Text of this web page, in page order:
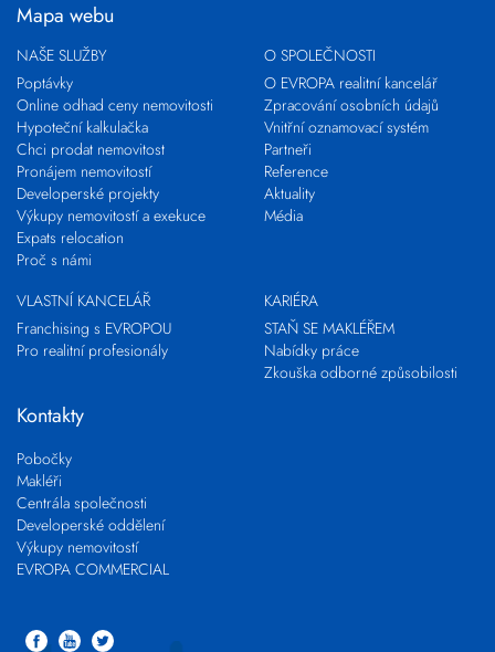
Mapa webu
NAŠE SLUŽBY
Poptávky
Online odhad ceny nemovitosti
Hypoteční kalkulačka
Chci prodat nemovitost
Pronájem nemovitostí
Developerské projekty
Výkupy nemovitostí a exekuce
Expats relocation
Proč s námi
O SPOLEČNOSTI
O EVROPA realitní kancelář
Zpracování osobních údajů
Vnitřní oznamovací systém
Partneři
Reference
Aktuality
Média
VLASTNÍ KANCELÁŘ
Franchising s EVROPOU
Pro realitní profesionály
KARIÉRA
STAŇ SE MAKLÉŘEM
Nabídky práce
Zkouška odborné způsobilosti
Kontakty
Pobočky
Makléři
Centrála společnosti
Developerské oddělení
Výkupy nemovitostí
EVROPA COMMERCIAL